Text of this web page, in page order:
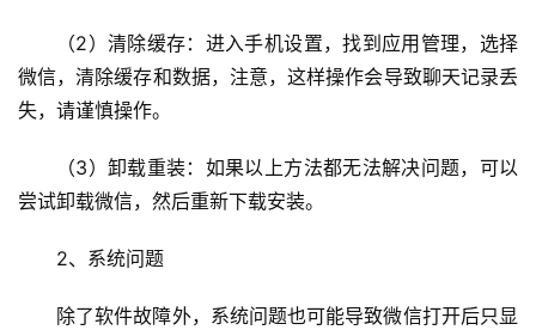
（2）清除缓存：进入手机设置，找到应用管理，选择
微信，清除缓存和数据，注意，这样操作会导致聊天记录丢
失，请谨慎操作。
（3）卸载重装：如果以上方法都无法解决问题，可以
尝试卸载微信，然后重新下载安装。
2、系统问题
除了软件故障外，系统问题也可能导致微信打开后只显